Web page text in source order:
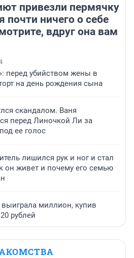
привезли пермячку
почти ничего о себе
вдруг она вам
перед убийством жены в
на день рождения сына
скандалом. Ваня
перед Линочкой Ли за
ее голос
лишился рук и ног и стал
он живет и почему его семью
миллион, купив
рублей